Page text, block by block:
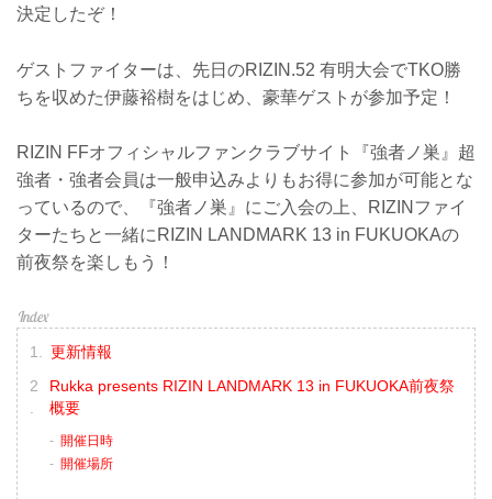
決定したぞ！
ゲストファイターは、先日のRIZIN.52 有明大会でTKO勝
ちを収めた伊藤裕樹をはじめ、豪華ゲストが参加予定！
RIZIN FFオフィシャルファンクラブサイト『強者ノ巣』超
強者・強者会員は一般申込みよりもお得に参加が可能とな
っているので、『強者ノ巣』にご入会の上、RIZINファイ
ターたちと一緒にRIZIN LANDMARK 13 in FUKUOKAの
前夜祭を楽しもう！
更新情報
Rukka presents RIZIN LANDMARK 13 in FUKUOKA前夜祭
概要
開催日時
開催場所